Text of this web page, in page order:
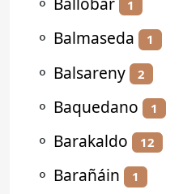
1
⚬ Balmaseda 1
⚬ Balsareny 2
⚬ Baquedano 1
⚬ Barakaldo 12
⚬ Barañáin 1